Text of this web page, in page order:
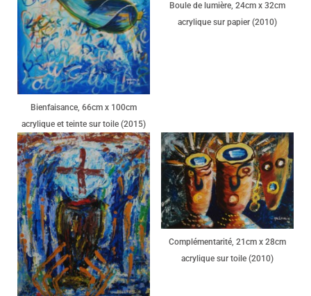
Bienfaisance, 66cm x 100cm
acrylique et teinte sur toile (2015)
Boule de lumière, 24cm x 32cm
acrylique sur papier (2010)
Complémentarité, 21cm x 28cm
acrylique sur toile (2010)